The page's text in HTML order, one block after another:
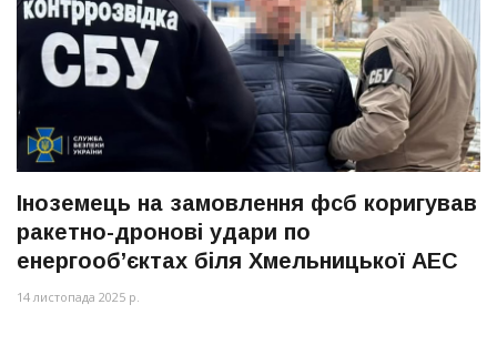
Іноземець на замовлення фсб коригував
ракетно-дронові удари по
енергооб’єктах біля Хмельницької АЕС
14 листопада 2025 р.